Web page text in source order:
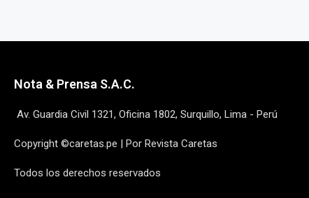
Nota & Prensa S.A.C.
Av. Guardia Civil 1321, Oficina 1802, Surquillo, Lima - Perú
Copyright ©caretas.pe | Por Revista Caretas
Todos los derechos reservados